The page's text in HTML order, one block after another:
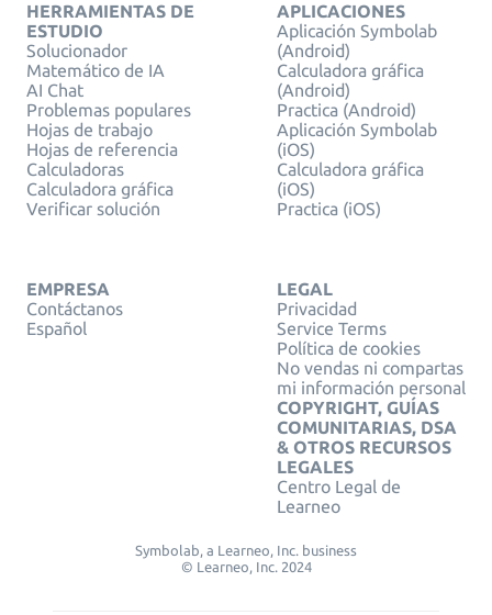
HERRAMIENTAS DE
ESTUDIO
Solucionador
Matemático de IA
AI Chat
Problemas populares
Hojas de trabajo
Hojas de referencia
Calculadoras
Calculadora gráfica
Verificar solución
APLICACIONES
Aplicación Symbolab
(Android)
Calculadora gráfica
(Android)
Practica (Android)
Aplicación Symbolab
(iOS)
Calculadora gráfica
(iOS)
Practica (iOS)
EMPRESA
Contáctanos
Español
LEGAL
Privacidad
Service Terms
Política de cookies
No vendas ni compartas
mi información personal
COPYRIGHT, GUÍAS
COMUNITARIAS, DSA
& OTROS RECURSOS
LEGALES
Centro Legal de
Learneo
Symbolab, a Learneo, Inc. business
© Learneo, Inc. 2024